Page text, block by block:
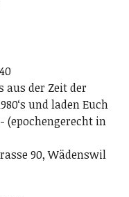
aus der Zeit der
und laden Euch
(epochengerecht in
90, Wädenswil